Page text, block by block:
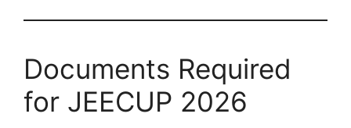
Documents Required
for JEECUP 2026